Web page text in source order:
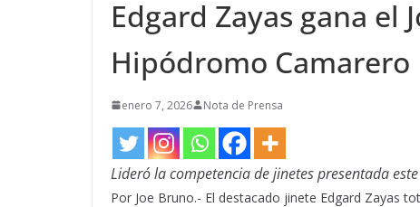
Edgard Zayas gana el
Hipódromo Camarero
enero 7, 2026 Nota de Prensa
Lideró la competencia de jinetes presentada
Por Joe Bruno.- El destacado jinete Edgard Zayas